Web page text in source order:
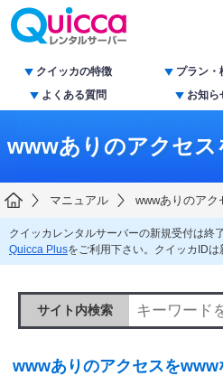
クイッカの特徴 プラン・
よくある質問
お知ら
wwwありのアクセ
マニュアル wwwありのアク
クイッカレンタルサーバーの新規受付は終
Quicca Plusをご利用下さい。クイッカIDは
サイト内検索
wwwありのアクセスをwww